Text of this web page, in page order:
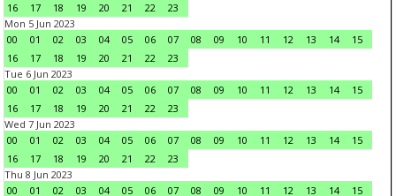
16
17 18 19 20 21 22
23
Mon 5 Jun 2023
00
01 02 03 04 05 06 07 08 09 10 11 12 13 14
15
16
17 18 19 20 21 22
23
Tue 6 Jun 2023
00
01 02 03 04 05 06 07 08 09 10 11 12 13 14
15
16
17 18 19 20 21 22
23
Wed 7 Jun 2023
00
01 02 03 04 05 06 07 08 09 10 11 12 13 14
15
16
17 18 19 20 21 22
23
Thu 8 Jun 2023
00
01 02 03 04 05 06 07 08 09 10 11 12 13 14
15